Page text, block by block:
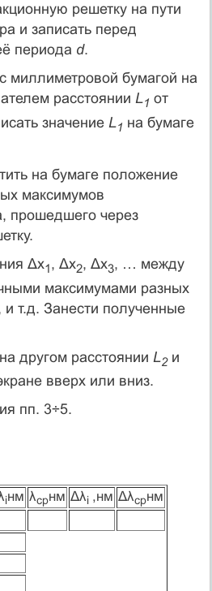
решетку на пути
и записать перед
периода d.
миллиметровой бумагой на
расстоянии L1 от
значение L1 на бумаге
на бумаге положение
максимумов
прошедшего через
Δх1, Δх2, Δх3, … между
максимумами разных
т.д. Занести полученные
другом расстоянии L2и
вверх или вниз.
пп. 3÷5.
iнм λсрнм Δλi ,нм Δλсрнм